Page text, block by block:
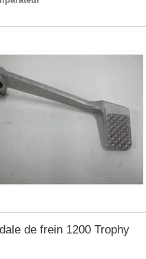
de frein 1200 Trophy